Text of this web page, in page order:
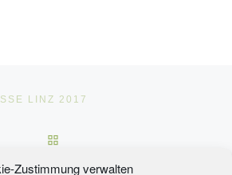
Zustimmung verwalten
LINZ 2017